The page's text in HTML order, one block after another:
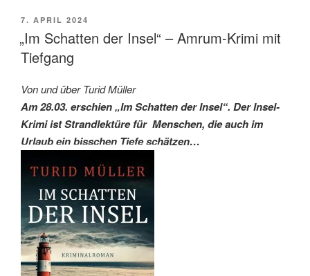
VERÖFFENTLICHT
AM
7. APRIL 2024
„Im Schatten der Insel“ – Amrum-Krimi mit
Tiefgang
Von und über Turid Müller
Am 28.03. erschien „Im Schatten der Insel“. Der Insel-
Krimi ist Strandlektüre für Menschen, die auch im
Urlaub ein bisschen Tiefe schätzen…